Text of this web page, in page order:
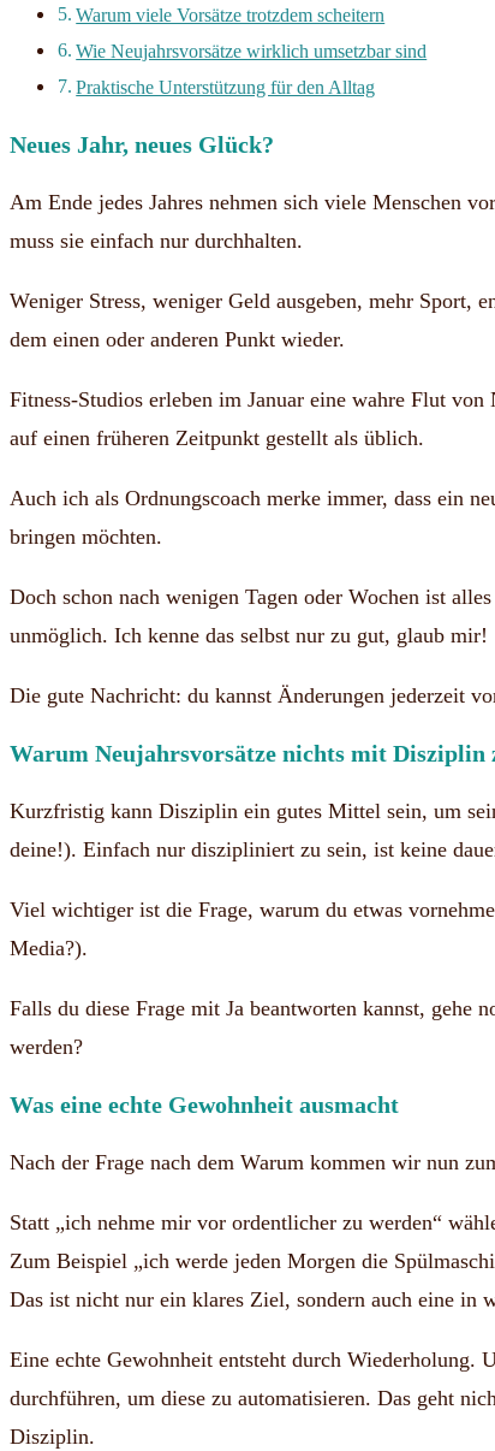
Warum viele Vorsätze trotzdem scheitern
Wie Neujahrsvorsätze wirklich umsetzbar sind
Praktische Unterstützung für den Alltag
Neues Jahr, neues Glück?
Am Ende jedes Jahres nehmen sich viele Menschen
muss sie einfach nur durchhalten.
Weniger Stress, weniger Geld ausgeben, mehr
dem einen oder anderen Punkt wieder.
Fitness-Studios erleben im Januar eine wahre Flut
auf einen früheren Zeitpunkt gestellt als üblich.
Auch ich als Ordnungscoach merke immer, dass ein
bringen möchten.
Doch schon nach wenigen Tagen oder Wochen ist
unmöglich. Ich kenne das selbst nur zu gut, glaub mir!
Die gute Nachricht: du kannst Änderungen jederzeit
Warum Neujahrsvorsätze nichts mit Disziplin
Kurzfristig kann Disziplin ein gutes Mittel sein, um
deine!). Einfach nur diszipliniert zu sein, ist keine
Viel wichtiger ist die Frage, warum du etwas
Media?).
Falls du diese Frage mit Ja beantworten kannst, gehe
werden?
Was eine echte Gewohnheit ausmacht
Nach der Frage nach dem Warum kommen wir nun
Statt „ich nehme mir vor ordentlicher zu werden“
Zum Beispiel „ich werde jeden Morgen die
Das ist nicht nur ein klares Ziel, sondern auch eine in
Eine echte Gewohnheit entsteht durch Wiederholung.
durchführen, um diese zu automatisieren. Das geht
Disziplin.